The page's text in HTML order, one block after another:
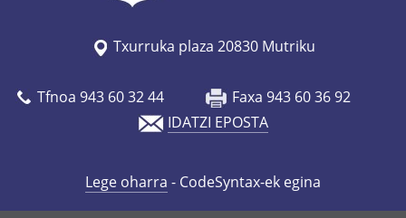
Txurruka plaza 20830 Mutriku
Tfnoa 943 60 32 44
Faxa 943 60 36 92
IDATZI EPOSTA
Lege oharra - CodeSyntax-ek egina